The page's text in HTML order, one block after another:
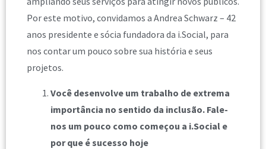
Por este motivo, convidamos a Andrea Schwarz – 42
anos presidente e sócia fundadora da i.Social, para
nos contar um pouco sobre sua história e seus
projetos.
Você desenvolve um trabalho de extrema
importância no sentido da inclusão. Fale-
nos um pouco como começou a i.Social e
por que é sucesso hoje